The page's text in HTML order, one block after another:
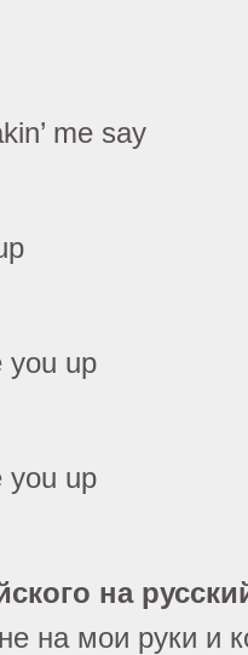
me say
you up
you up
на
на мои руки и